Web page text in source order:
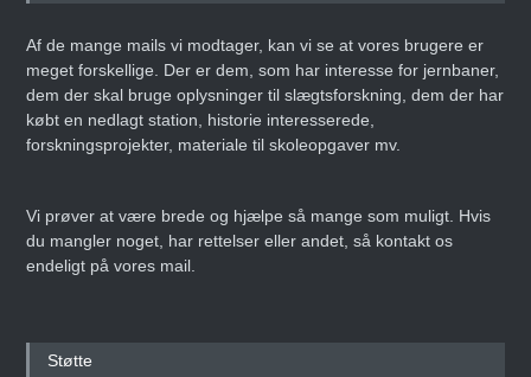
Af de mange mails vi modtager, kan vi se at vores brugere er
meget forskellige. Der er dem, som har interesse for jernbaner,
dem der skal bruge oplysninger til slægtsforskning, dem der har
købt en nedlagt station, historie interesserede,
forskningsprojekter, materiale til skoleopgaver mv.
Vi prøver at være brede og hjælpe så mange som muligt. Hvis
du mangler noget, har rettelser eller andet, så kontakt os
endeligt på vores mail.
Støtte